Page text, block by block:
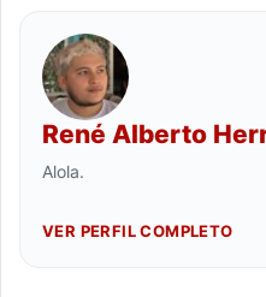
René Alberto
Alola.
VER PERFIL COMPLETO